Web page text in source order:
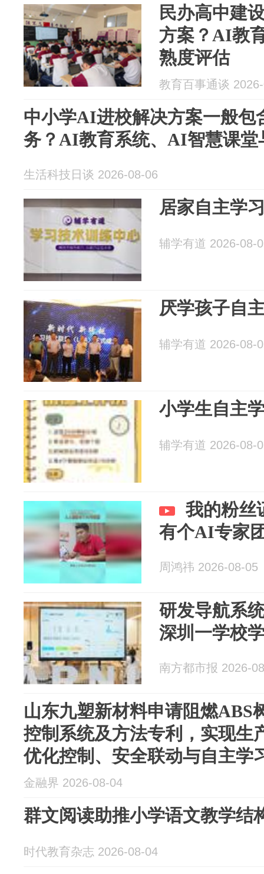
民办高中建
方案？AI教
熟度评估
教育百事通谈
中小学AI进校解决方案一般包
务？AI教育系统、AI智慧课
生活科技日谈 2026-08-06
居家自主学
辅学有道 2026-08-
厌学孩子自
辅学有道 2026-08-
小学生自主
辅学有道 2026-08-
我的粉丝
有个AI专家
周鸿祎 2026-08-05
研发导航系
深圳一学校
南方都市报 2026-
山东九塑新材料申请阻燃ABS
控制系统及方法专利，实现生
优化控制、安全联动与自主学
金融界 2026-08-04
群文阅读助推小学语文教学结
时代教育杂志 2026-08-04